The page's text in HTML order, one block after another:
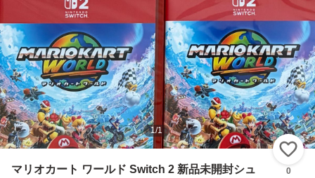
1/1
マリオカート ワールド Switch 2 新品未開封シュ
0